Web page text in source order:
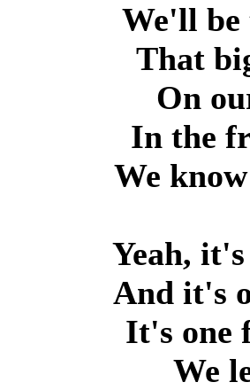
We'll be
That
On
In the
We
Yeah,
And it's
It's one
We